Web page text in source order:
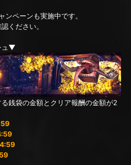
ンペーンも実施中です。
ください。
ュ▼
銭袋の金額とクリア報酬の金額が2